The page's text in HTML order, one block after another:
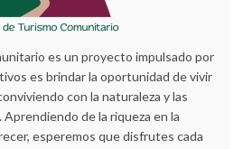
es un proyecto impulsado por
es brindar la oportunidad de vivir
con la naturaleza y las
de la riqueza en la
esperemos que disfrutes cada